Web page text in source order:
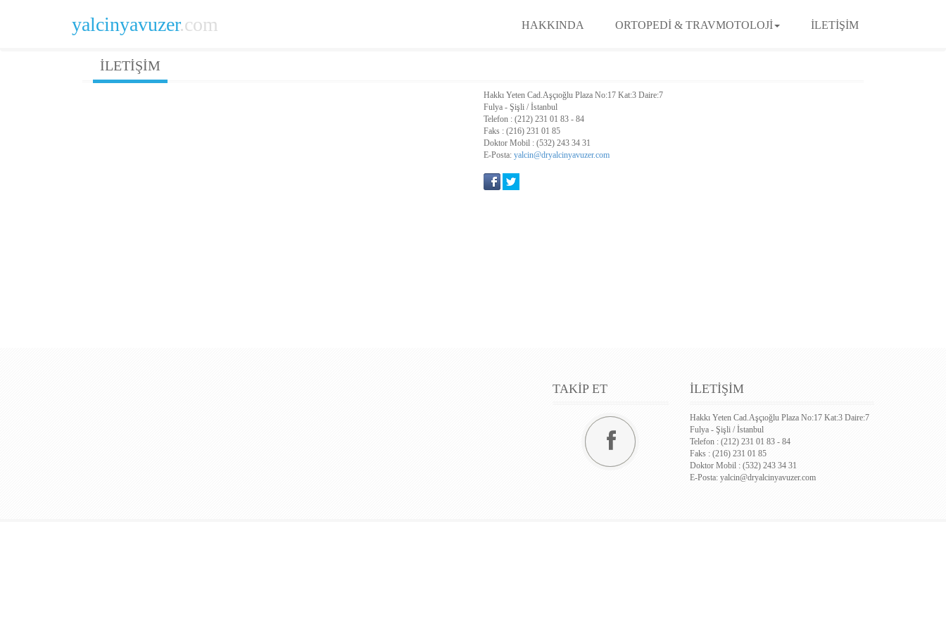
yalcinyavuzer.com HAKKINDA ORTOPEDİ & TRAVMOTOLOJİ İLETİŞİM
İLETİŞİM
Hakkı Yeten Cad.Aşçıoğlu Plaza No:17 Kat:3 Daire:7
Fulya - Şişli / İstanbul
Telefon : (212) 231 01 83 - 84
Faks : (216) 231 01 85
Doktor Mobil : (532) 243 34 31
E-Posta: yalcin@dryalcinyavuzer.com
TAKİP ET İLETİŞİM
Hakkı Yeten Cad.Aşçıoğlu Plaza No:17 Kat:3 Daire:7
Fulya - Şişli / İstanbul
Telefon : (212) 231 01 83 - 84
Faks : (216) 231 01 85
Doktor Mobil : (532) 243 34 31
E-Posta: yalcin@dryalcinyavuzer.com